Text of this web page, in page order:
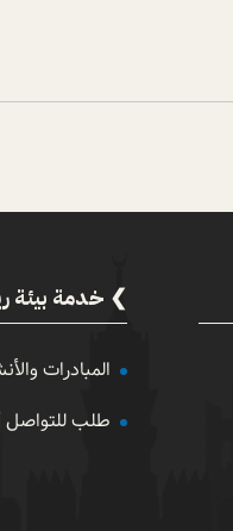
خدمة بيئة
المبادرات
طلب للتواصل